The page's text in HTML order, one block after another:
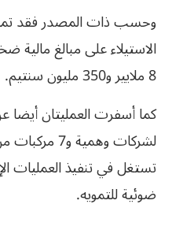
وحسب ذات المصدر فقد
الاستيلاء على مبالغ
8 ملايير و350 مليون سنتيم.
لشركات
تستغل في تنفيذ العمليات
ضوئية للتمويه.